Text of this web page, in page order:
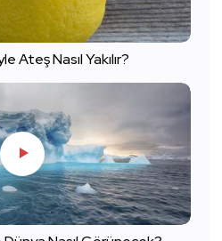
Ateş Nasıl Yakılır?